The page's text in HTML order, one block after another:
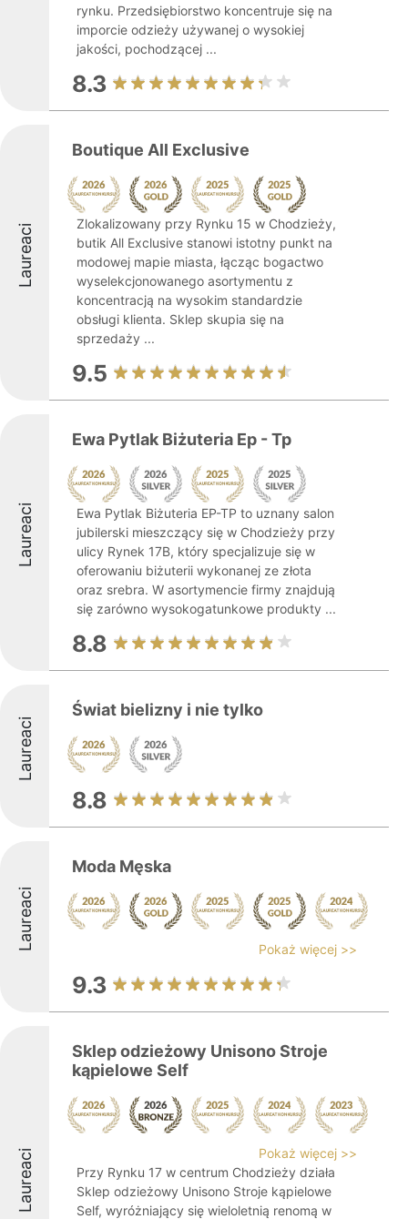
rynku. Przedsiębiorstwo koncentruje się na
imporcie odzieży używanej o wysokiej
jakości, pochodzącej ...
8.3
Laureaci
Boutique All Exclusive
Zlokalizowany przy Rynku 15 w Chodzieży,
butik All Exclusive stanowi istotny punkt na
modowej mapie miasta, łącząc bogactwo
wyselekcjonowanego asortymentu z
koncentracją na wysokim standardzie
obsługi klienta. Sklep skupia się na
sprzedaży ...
9.5
Laureaci
Ewa Pytlak Biżuteria Ep - Tp
Ewa Pytlak Biżuteria EP-TP to uznany salon
jubilerski mieszczący się w Chodzieży przy
ulicy Rynek 17B, który specjalizuje się w
oferowaniu biżuterii wykonanej ze złota
oraz srebra. W asortymencie firmy znajdują
się zarówno wysokogatunkowe produkty ...
8.8
Laureaci
Świat bielizny i nie tylko
8.8
Laureaci
Moda Męska
Pokaż więcej >>
9.3
Laureaci
Sklep odzieżowy Unisono Stroje
kąpielowe Self
Pokaż więcej >>
Przy Rynku 17 w centrum Chodzieży działa
Sklep odzieżowy Unisono Stroje kąpielowe
Self, wyróżniający się wieloletnią renomą w